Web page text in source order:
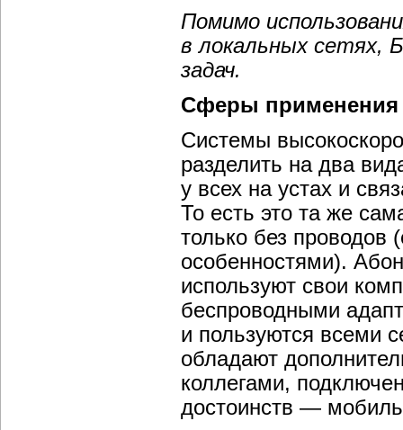
Помимо
в локальных сетях,
задач.
Сферы применения
Системы
разделить на два
у всех на устах и
То есть это та же
только без проводов
особенностями).
используют свои
беспроводными
и пользуются всеми
обладают
коллегами,
достоинств —